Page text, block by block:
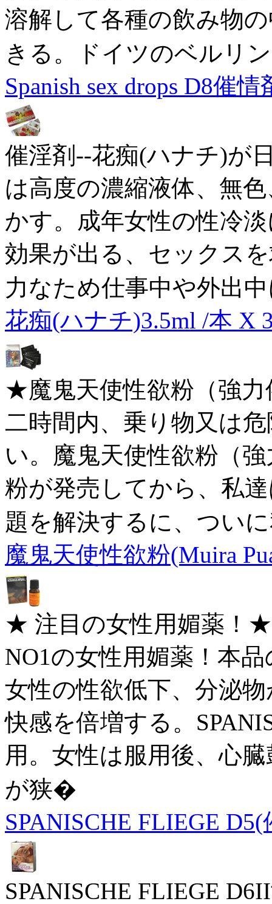
溶解して各種の飲み物
きる。ドイツのベルリ
Spanish sex drops D8催情
催淫剤--花痴(ハナチ)が
は高度の濃縮液体、無
かす。成年女性の性冷
効果が出る、セックス
力なため仕事中や外出
花痴(ハナチ)3.5ml /本 X
★魔鬼天使性欲粉（強力
二時間内、乗り物又は
い。魔鬼天使性欲粉（
粉が発売してから、私
題を解決するに、つい
魔鬼天使性欲粉(Muira
★ 注目の女性用媚薬！
NO1の女性用媚薬！本
女性の性欲低下、分泌
快感を倍増する。
用。女性は服用後、心
が狭�
SPANISCHE FLIEGE
SPANISCHE FLIEGE